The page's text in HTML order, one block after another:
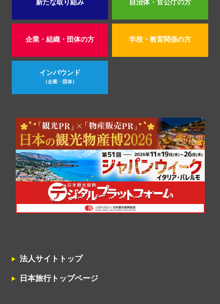
新たな取り組み 自治体・官公庁の方
企業・組織・団体の方 学校・教育関係の方
インバウンド
（企業・団体）
法人サイトトップ
日本旅行トップページ